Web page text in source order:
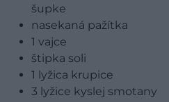
šupke
nasekaná pažítka
1 vajce
štipka soli
1 lyžica krupice
3 lyžice kyslej smotany